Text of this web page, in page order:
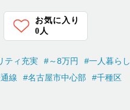
お気に入り
0 人
ティ充実 #～8万円
#一人暮ら
線 #名古屋市中心部 #千種区